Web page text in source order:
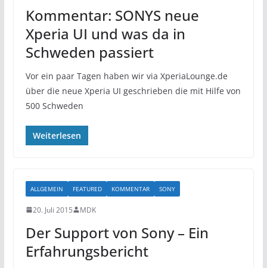
Kommentar: SONYS neue
Xperia UI und was da in
Schweden passiert
Vor ein paar Tagen haben wir via XperiaLounge.de
über die neue Xperia UI geschrieben die mit Hilfe von
500 Schweden
Weiterlesen
ALLGEMEIN FEATURED KOMMENTAR SONY
20. Juli 2015 MDK
Der Support von Sony – Ein
Erfahrungsbericht